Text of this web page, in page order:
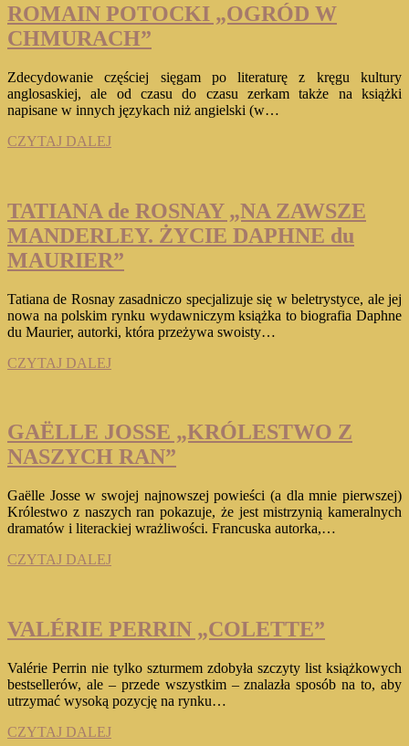
ROMAIN POTOCKI „OGRÓD W
CHMURACH”
Zdecydowanie częściej sięgam po literaturę z kręgu kultury
anglosaskiej, ale od czasu do czasu zerkam także na książki
napisane w innych językach niż angielski (w…
CZYTAJ DALEJROMAIN
CHMURACH”
TATIANA de ROSNAY „NA ZAWSZE
MANDERLEY. ŻYCIE DAPHNE du
MAURIER”
Tatiana de Rosnay zasadniczo specjalizuje się w beletrystyce, ale jej
nowa na polskim rynku wydawniczym książka to biografia Daphne
du Maurier, autorki, która przeżywa swoisty…
CZYTAJ DALEJTATIANA
ZAWSZE
MANDERLEY.
ŻYCIE
du
MAURIER”
GAËLLE JOSSE „KRÓLESTWO Z
NASZYCH RAN”
Gaëlle Josse w swojej najnowszej powieści (a dla mnie pierwszej)
Królestwo z naszych ran pokazuje, że jest mistrzynią kameralnych
dramatów i literackiej wrażliwości. Francuska autorka,…
CZYTAJ DALEJGAËLLE
NASZYCH
RAN”
VALÉRIE PERRIN „COLETTE”
Valérie Perrin nie tylko szturmem zdobyła szczyty list książkowych
bestsellerów, ale – przede wszystkim – znalazła sposób na to, aby
utrzymać wysoką pozycję na rynku…
CZYTAJ DALEJVALÉRIE